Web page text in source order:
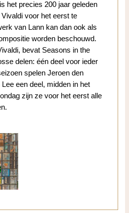
het precies 200 jaar geleden
voor het eerst te
van Lann kan dan ook als
worden beschouwd.
bevat Seasons in the
delen: één deel voor ieder
spelen Jeroen den
een deel, midden in het
zijn ze voor het eerst alle